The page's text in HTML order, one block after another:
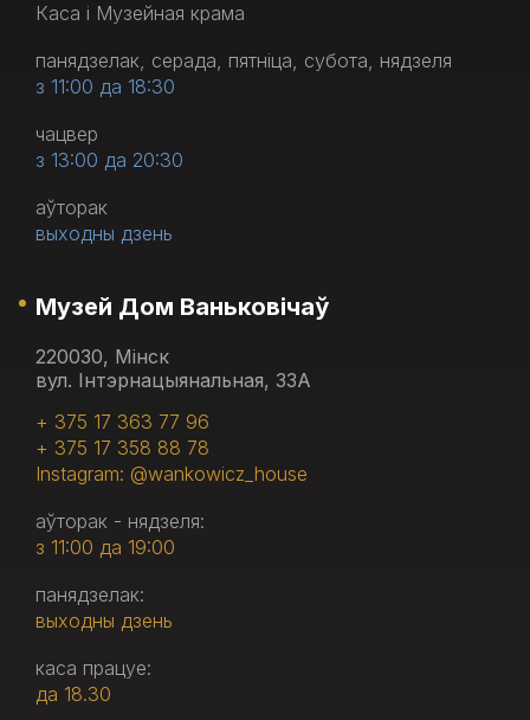
Каса і Музейная крама
панядзелак, серада, пятніца, субота, нядзеля
з 11:00 да 18:30
чацвер
з 13:00 да 20:30
аўторак
выходны дзень
Музей Дом Ваньковічаў
220030, Мінск
вул. Інтэрнацыянальная, 33А
+ 375 17 363 77 96
+ 375 17 358 88 78
Instagram: @wankowicz_house
аўторак - нядзеля:
з 11:00 да 19:00
панядзелак:
выходны дзень
каса працуе:
да 18.30